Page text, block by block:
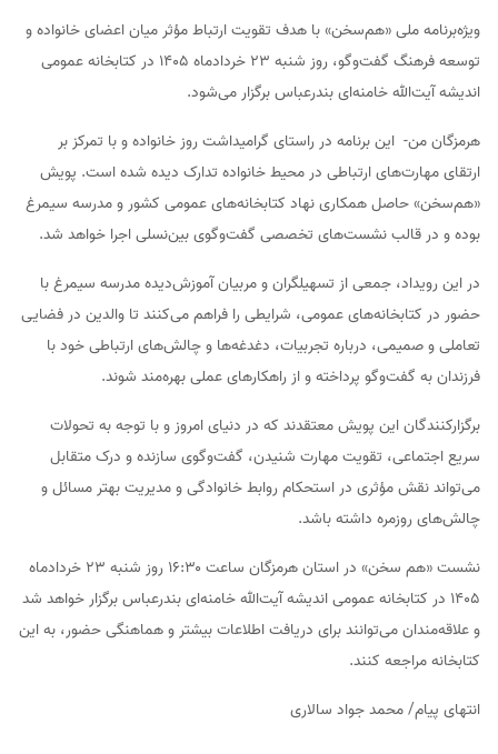
ویژه‌برنامه ملی «هم‌سخن» با هدف تقویت ارتباط مؤثر میان اعضای خانواده و
توسعه فرهنگ گفت‌وگو، روز شنبه ۲۳ خردادماه ۱۴۰۵ در کتابخانه عمومی
اندیشه آیت‌الله خامنه‌ای بندرعباس برگزار می‌شود.
هرمزگان من- این برنامه در راستای گرامیداشت روز خانواده و با تمرکز بر
ارتقای مهارت‌های ارتباطی در محیط خانواده تدارک دیده شده است. پویش
«هم‌سخن» حاصل همکاری نهاد کتابخانه‌های عمومی کشور و مدرسه سیمرغ
بوده و در قالب نشست‌های تخصصی گفت‌وگوی بین‌نسلی اجرا خواهد شد.
در این رویداد، جمعی از تسهیلگران و مربیان آموزش‌دیده مدرسه سیمرغ با
حضور در کتابخانه‌های عمومی، شرایطی را فراهم می‌کنند تا والدین در فضایی
تعاملی و صمیمی، درباره تجربیات، دغدغه‌ها و چالش‌های ارتباطی خود با
فرزندان به گفت‌وگو پرداخته و از راهکارهای عملی بهره‌مند شوند.
برگزارکنندگان این پویش معتقدند که در دنیای امروز و با توجه به تحولات
سریع اجتماعی، تقویت مهارت شنیدن، گفت‌وگوی سازنده و درک متقابل
می‌تواند نقش مؤثری در استحکام روابط خانوادگی و مدیریت بهتر مسائل و
چالش‌های روزمره داشته باشد.
نشست «هم‌ سخن» در استان هرمزگان ساعت ۱۶:۳۰ روز شنبه ۲۳ خردادماه
۱۴۰۵ در کتابخانه عمومی اندیشه آیت‌الله خامنه‌ای بندرعباس برگزار خواهد شد
و علاقه‌مندان می‌توانند برای دریافت اطلاعات بیشتر و هماهنگی حضور، به این
کتابخانه مراجعه کنند.
انتهای پیام/ محمد جواد سالاری